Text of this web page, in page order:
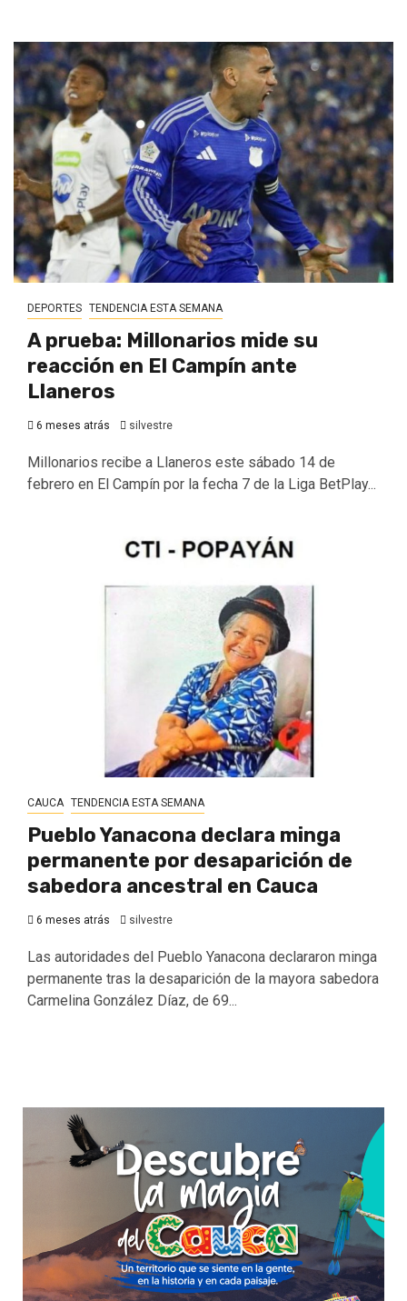
DEPORTES TENDENCIA ESTA SEMANA
A prueba: Millonarios mide su
reacción en El Campín ante
Llaneros
6 meses atrás silvestre
Millonarios recibe a Llaneros este sábado 14 de
febrero en El Campín por la fecha 7 de la Liga BetPlay...
CAUCA TENDENCIA ESTA SEMANA
Pueblo Yanacona declara minga
permanente por desaparición de
sabedora ancestral en Cauca
6 meses atrás silvestre
Las autoridades del Pueblo Yanacona declararon minga
permanente tras la desaparición de la mayora sabedora
Carmelina González Díaz, de 69...